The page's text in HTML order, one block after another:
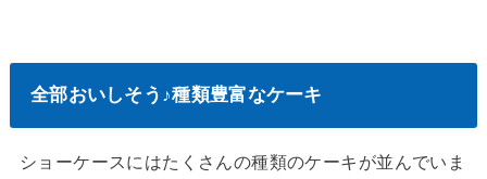
全部おいしそう♪種類豊富なケーキ
ショーケースにはたくさんの種類のケーキが並んでいま